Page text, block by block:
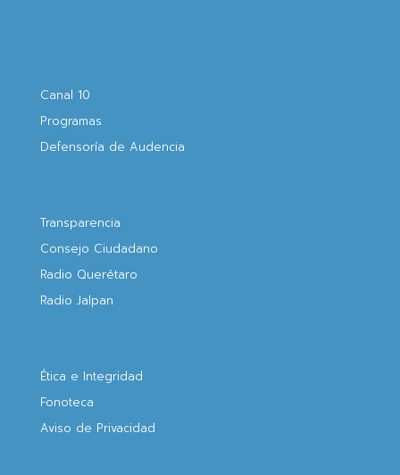
Canal 10
Programas
Defensoría de Audencia
Transparencia
Consejo Ciudadano
Radio Querétaro
Radio Jalpan
Ética e Integridad
Fonoteca
Aviso de Privacidad